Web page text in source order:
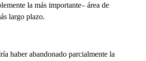
la más importante– área de
largo plazo.
haber abandonado parcialmente la